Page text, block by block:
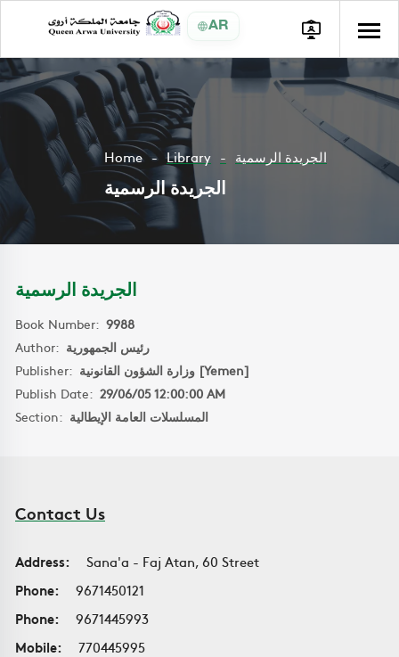
AR
Home Library الجريدة الرسمية
الجريدة الرسمية
الجريدة الرسمية
Book Number: 9988
Author: رئيس الجمهورية
Publisher:
وزارة الشؤون القانونية [Yemen]
Publish Date: 29/06/05 12:00:00 AM
Section: المسلسلات العامة الإيطالية
Contact Us
Address:
Sana'a - Faj Atan, 60 Street
Phone:
9671450121
Phone:
9671445993
Mobile:
770445995